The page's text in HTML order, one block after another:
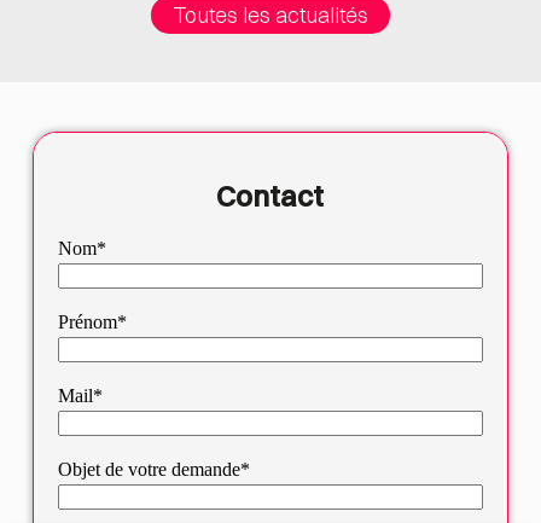
Toutes les actualités
Contact
Nom*
Prénom*
Mail*
Objet de votre demande*